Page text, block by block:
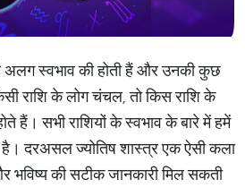
अलग स्वभाव की होती हैं और उनकी कुछ
राशि के लोग चंचल, तो किस राशि के
हैं। सभी राशियों के स्वभाव के बारे में हमें
है। दरअसल ज्योतिष शास्त्र एक ऐसी कला
भविष्य की सटीक जानकारी मिल सकती